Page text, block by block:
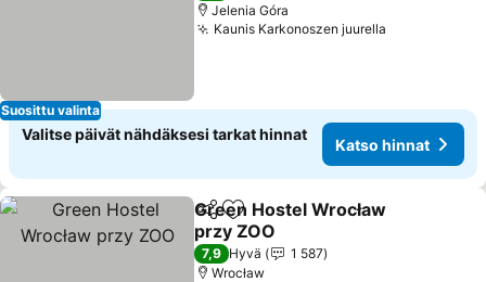
Suosittu valinta
Jelenia Góra
Kaunis Karkonoszen juurella
Valitse päivät nähdäksesi tarkat hinnat
Katso hinnat
Jaa Lisää suosikkeihin
Green Hostel Wrocław
przy ZOO
Katso hinnat
7,9 Hyvä
1 587
Wrocław